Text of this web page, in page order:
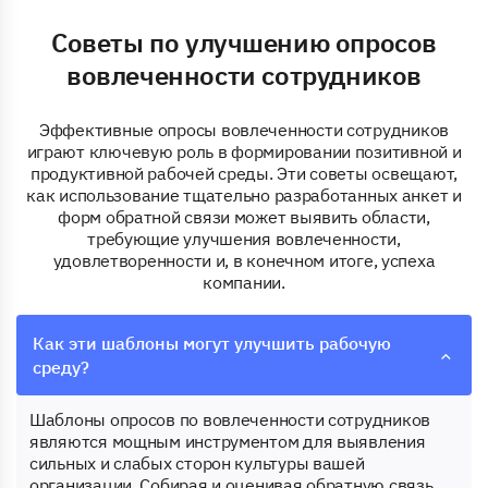
Советы по улучшению опросов
вовлеченности сотрудников
Эффективные опросы вовлеченности сотрудников
играют ключевую роль в формировании позитивной и
продуктивной рабочей среды. Эти советы освещают,
как использование тщательно разработанных анкет и
форм обратной связи может выявить области,
требующие улучшения вовлеченности,
удовлетворенности и, в конечном итоге, успеха
компании.
Как эти шаблоны могут улучшить рабочую
среду?
Шаблоны опросов по вовлеченности сотрудников
являются мощным инструментом для выявления
сильных и слабых сторон культуры вашей